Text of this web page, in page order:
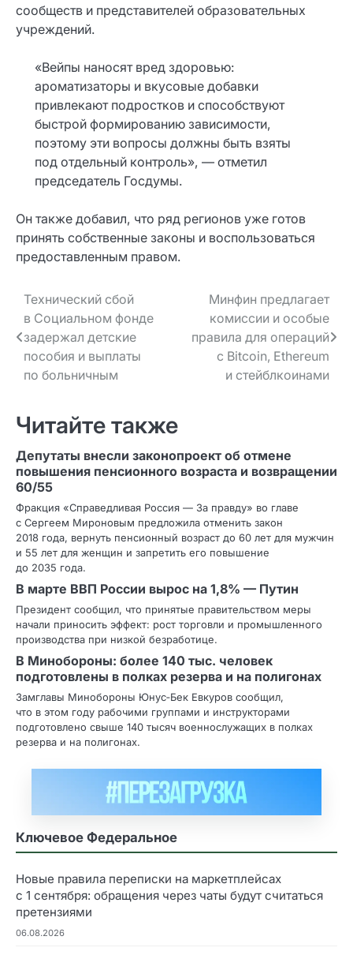
сообществ и представителей образовательных
учреждений.
«Вейпы наносят вред здоровью:
ароматизаторы и вкусовые добавки
привлекают подростков и способствуют
быстрой формированию зависимости,
поэтому эти вопросы должны быть взяты
под отдельный контроль», — отметил
председатель Госдумы.
Он также добавил, что ряд регионов уже готов
принять собственные законы и воспользоваться
предоставленным правом.
Навигация
по записям
Технический сбой
в Социальном фонде
задержал детские
пособия и выплаты
по больничным
Минфин предлагает
комиссии и особые
правила для операций
с Bitcoin, Ethereum
и стейблкоинами
Читайте также
Депутаты внесли законопроект об отмене
повышения пенсионного возраста и возвращении
60/55
Фракция «Справедливая Россия — За правду» во главе
с Сергеем Мироновым предложила отменить закон
2018 года, вернуть пенсионный возраст до 60 лет для мужчин
и 55 лет для женщин и запретить его повышение
до 2035 года.
В марте ВВП России вырос на 1,8% — Путин
Президент сообщил, что принятые правительством меры
начали приносить эффект: рост торговли и промышленного
производства при низкой безработице.
В Минобороны: более 140 тыс. человек
подготовлены в полках резерва и на полигонах
Замглавы Минобороны Юнус‑Бек Евкуров сообщил,
что в этом году рабочими группами и инструкторами
подготовлено свыше 140 тысяч военнослужащих в полках
резерва и на полигонах.
Ключевое Федеральное
Новые правила переписки на маркетплейсах
с 1 сентября: обращения через чаты будут считаться
претензиями
06.08.2026